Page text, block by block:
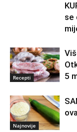
se
Recepti
5
Najnovije